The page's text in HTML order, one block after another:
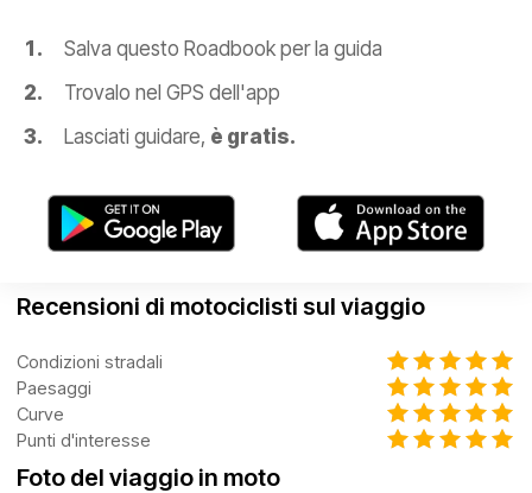
Salva questo Roadbook per la guida
Trovalo nel GPS dell'app
Lasciati guidare, è gratis.
Recensioni di motociclisti sul viaggio
Condizioni stradali
Paesaggi
Curve
Punti d'interesse
Foto del viaggio in moto